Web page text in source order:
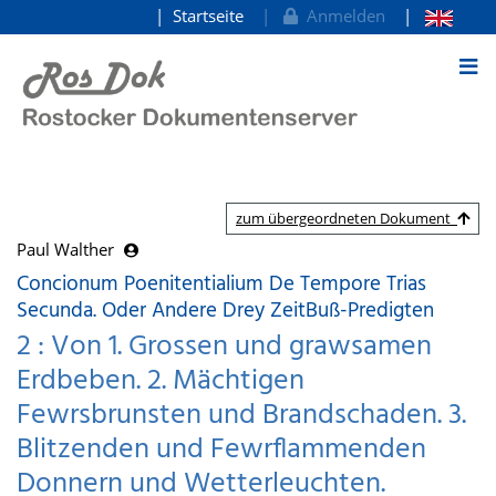
zum Inhalt
Startseite Anmelden
zum übergeordneten Dokument
Paul Walther
Concionum Poenitentialium De Tempore Trias
Secunda. Oder Andere Drey ZeitBuß-Predigten
2 : Von 1. Grossen und grawsamen
Erdbeben. 2. Mächtigen
Fewrsbrunsten und Brandschaden. 3.
Blitzenden und Fewrflammenden
Donnern und Wetterleuchten.